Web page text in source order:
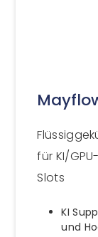
für KI/
Slots
KI
und